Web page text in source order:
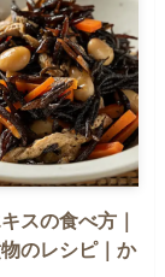
スの食べ方｜
のレシピ｜か